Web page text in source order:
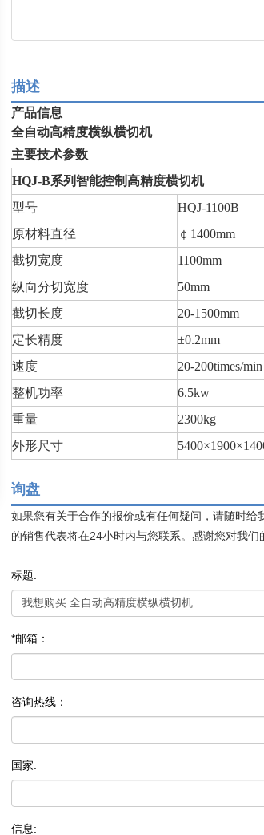
描述
产品信息
全自动高精度横纵横切机
主要技术参数
HQJ-B系列智能控制高精度横切机
型号
HQJ-1100B
原材料直径
￠1400mm
截切宽度
1100mm
纵向分切宽度
50mm
截切长度
20-1500mm
定长精度
±0.2mm
速度
20-200times/min
整机功率
6.5kw
重量
2300kg
外形尺寸
询盘
如果您有关于合作的报价或有任何疑问，请随时给
的销售代表将在24小时内与您联系。感谢您对我们
标题:
*邮箱：
咨询热线：
国家:
信息: